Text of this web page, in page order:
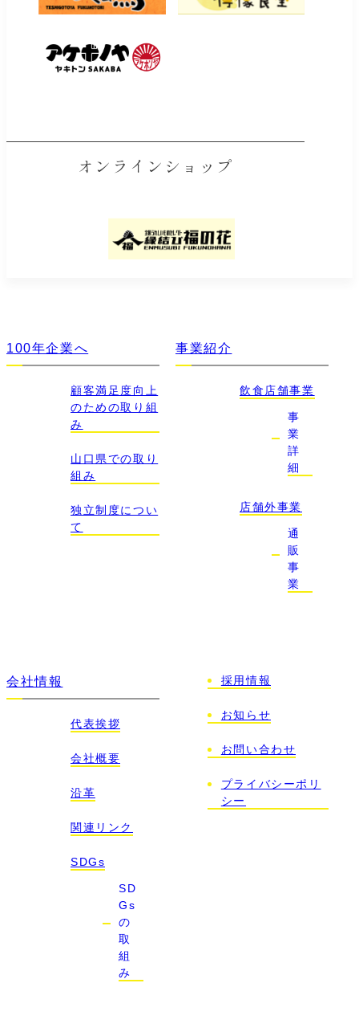
オンラインショップ
100年企業へ
顧客満足度向上
のための取り組
み
山口県での取り
組み
独立制度につい
て
事業紹介
飲食店舗事業
事
業
詳
細
店舗外事業
通
販
事
業
会社情報
代表挨拶
会社概要
沿革
関連リンク
SDGs
SD
Gs
の
取
組
み
採用情報
お知らせ
お問い合わせ
プライバシーポリ
シー